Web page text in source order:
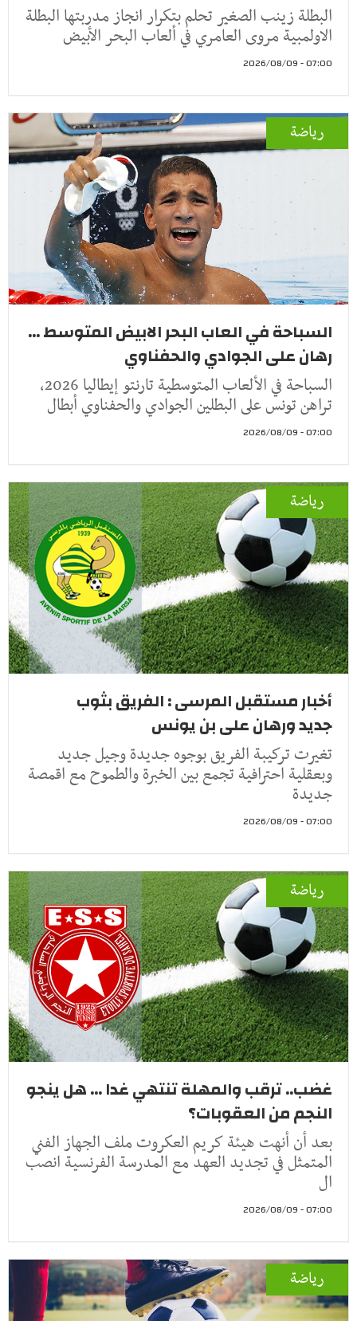
البطلة زينب الصغير تحلم بتكرار انجاز مدربتها البطلة
الاولمبية مروى العامري في ألعاب البحر الأبيض
07:00 - 2026/08/09
رياضة
السباحة في العاب البحر الابيض المتوسط ...
رهان على الجوادي والحفناوي
السباحة في الألعاب المتوسطية تارنتو إيطاليا 2026،
تراهن تونس على البطلين الجوادي والحفناوي أبطال
07:00 - 2026/08/09
رياضة
أخبار مستقبل المرسى : الفريق بثوب
جديد ورهان على بن يونس
تغيرت تركيبة الفريق بوجوه جديدة وجيل جديد
وبعقلية احترافية تجمع بين الخبرة والطموح مع اقمصة
جديدة
07:00 - 2026/08/09
رياضة
غضب.. ترقب والمهلة تنتهي غدا ... هل ينجو
النجم من العقوبات؟
بعد أن أنهت هيئة كريم العكروت ملف الجهاز الفني
المتمثل في تجديد العهد مع المدرسة الفرنسية انصب
ال
07:00 - 2026/08/09
رياضة